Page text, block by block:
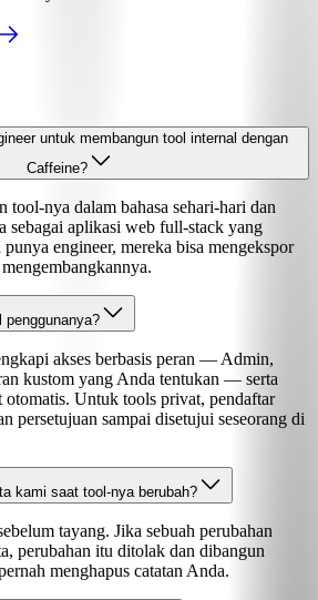
untuk membangun tool internal dengan
Caffeine?
tool-nya dalam bahasa sehari-hari dan
sebagai aplikasi web full-stack yang
engineer, mereka bisa mengekspor
penggunanya?
akses berbasis peran — Admin,
kustom yang Anda tentukan — serta
otomatis. Untuk tools privat, pendaftar
persetujuan sampai disetujui seseorang di
kami saat tool-nya berubah?
tayang. Jika sebuah perubahan
perubahan itu ditolak dan dibangun
menghapus catatan Anda.